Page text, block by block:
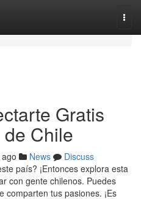
Gratis
Chile
News
Discuss
país? ¡Entonces explora esta
con gente chilenos. Puedes
comparten tus pasiones. ¡Es